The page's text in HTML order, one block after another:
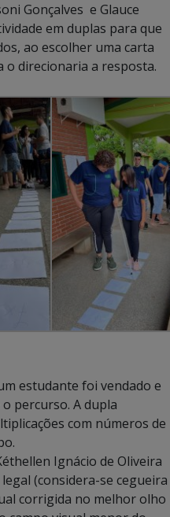
Gonçalves e Glauce
em duplas para que
ao escolher uma carta
o direcionaria a resposta.
estudante foi vendado e
percurso. A dupla
com números de
Ignácio de Oliveira
(considera-se cegueira
corrigida no melhor olho